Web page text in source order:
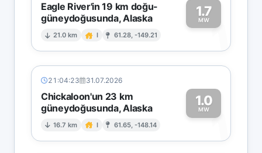
Eagle River'in 19 km doğu-
güneydoğusunda, Alaska
21.0 km I 61.28, -149.21
1.7
MW1
21:04:23 31.07.2026
Chickaloon'un 23 km
güneydoğusunda, Alaska
16.7 km I 61.65, -148.14
1.0
MW1